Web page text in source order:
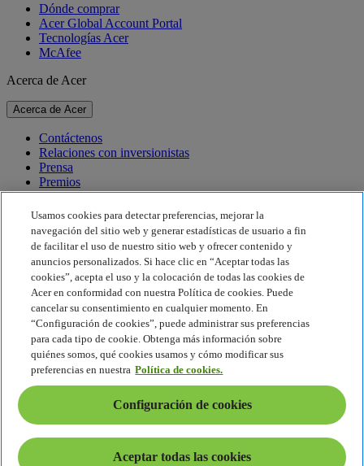
Dónde comprar
Acer Global Account Portal
Tecnologías Acer
McAfee
Acerca de Acer
Acerca de Acer
Contáctenos
Relaciones con inversionistas
Prensa
Premios
Eventos
Sostenibilidad
Sostenibilidad
Responsabilidad social corporativa
Huella de carbono del producto
Proyecto Humanity
Earthion
Política de privacidad
Política de cookies
Aviso legal
Información legal adicional
Política de accesibilidad
Configuración de cookies
América Latina - Español
Usamos cookies para detectar preferencias, mejorar la
navegación del sitio web y generar estadísticas de usuario a fin
de facilitar el uso de nuestro sitio web y ofrecer contenido y
anuncios personalizados. Si hace clic en “Aceptar todas las
cookies”, acepta el uso y la colocación de todas las cookies de
Acer en conformidad con nuestra Política de cookies. Puede
cancelar su consentimiento en cualquier momento. En
“Configuración de cookies”, puede administrar sus preferencias
para cada tipo de cookie. Obtenga más información sobre
quiénes somos, qué cookies usamos y cómo modificar sus
preferencias en nuestra Política de cookies.
Configuración de cookies
Aceptar todas las cookies